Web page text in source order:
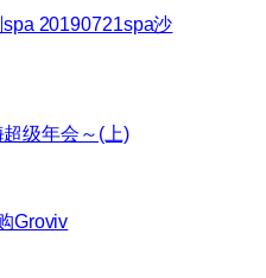
20190721spa沙
级年会～(上)
Groviv